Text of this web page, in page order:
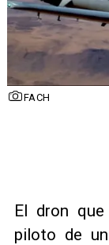
FACH
El dron
piloto de un